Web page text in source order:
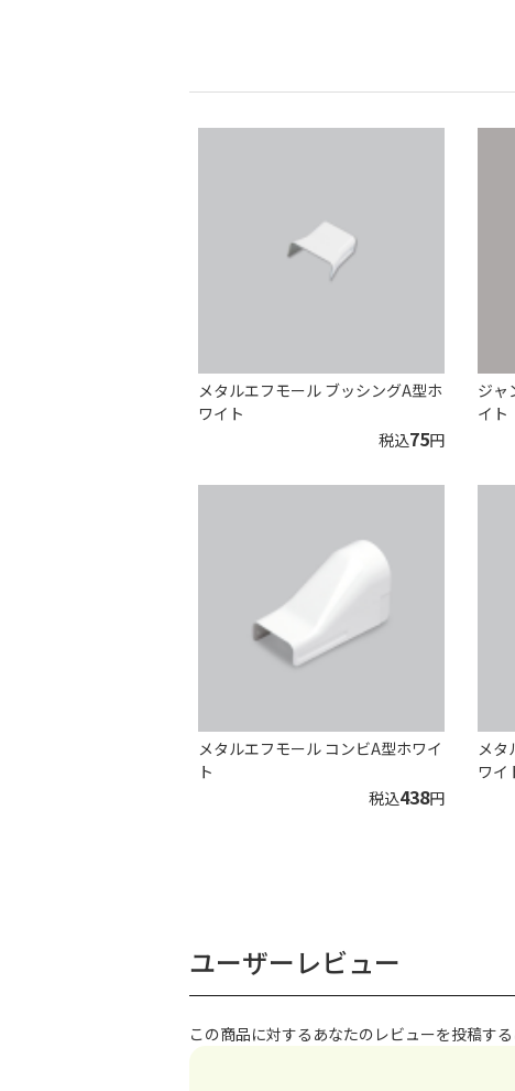
メタルエフモール ブッシングA型ホ
ワイト
税込75円
ジャ
イト
メタルエフモール コンビA型ホワイ
ト
税込438円
メ
ワイ
ユーザーレビュー
この商品に対するあなたのレビューを投稿する